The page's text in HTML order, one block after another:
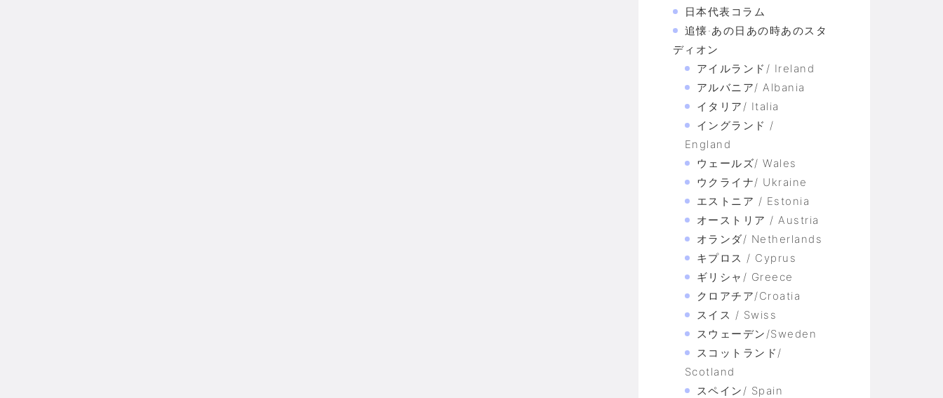
日本代表コラム
追懐·あの日あの時あのスタ
ディオン
アイルランド/ Ireland
アルバニア/ Albania
イタリア/ Italia
イングランド /
England
ウェールズ/ Wales
ウクライナ/ Ukraine
エストニア / Estonia
オーストリア / Austria
オランダ/ Netherlands
キプロス / Cyprus
ギリシャ/ Greece
クロアチア/Croatia
スイス / Swiss
スウェーデン/Sweden
スコットランド/
Scotland
スペイン/ Spain